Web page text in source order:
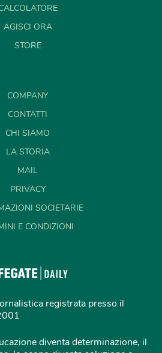
AGISCI ORA
STORE
COMPANY
CONTATTI
CHI SIAMO
LA STORIA
MAIL
PRIVACY
SOCIETARIE
E CONDIZIONI
registrata presso il
diventa determinazione, il